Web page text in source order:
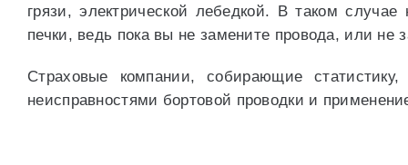
грязи, электрической лебедкой. В таком
печки, ведь пока вы не замените провода, или не
Страховые компании, собирающие
неисправностями бортовой проводки и